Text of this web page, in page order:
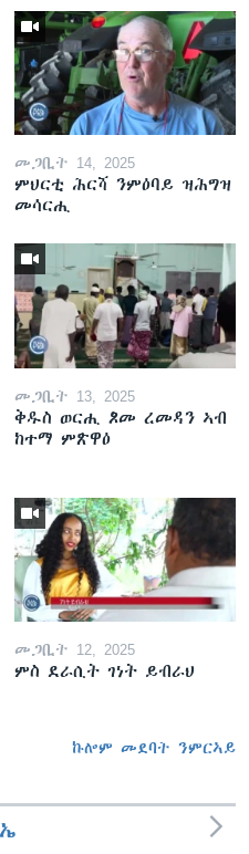
መጋቢት 14, 2025
ምህርቲ ሕርሻ ንምዕባይ ዝሕግዝ
መሳርሒ
መጋቢት 13, 2025
ቅዱስ ወርሒ ጾመ ረመዳን ኣብ
ከተማ ምጽዋዕ
መጋቢት 12, 2025
ምስ ደራሲት ገነት ይብራህ
ኩሎም መደባት ንምርኣይ